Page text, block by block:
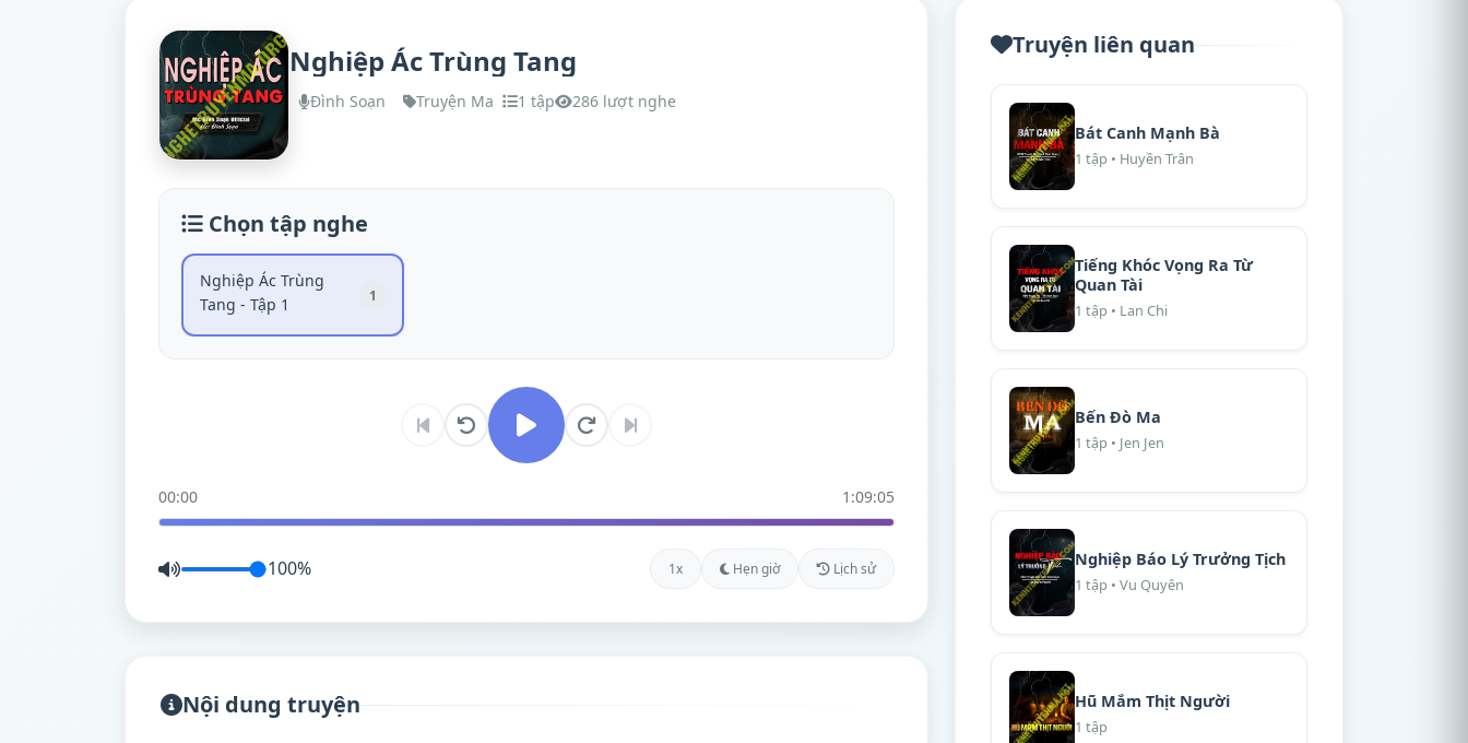
Nghiệp Ác Trùng Tang
Đình Soạn Truyện Ma 1 tập 286 lượt nghe
Chọn tập nghe
Nghiệp Ác Trùng
Tang - Tập 1
1
00:00 1:09:05
100% 1x Hẹn giờ Lịch sử
Nội dung truyện
Truyện liên quan
Bát Canh Mạnh Bà
1 tập • Huyền Trân
Tiếng Khóc Vọng Ra Từ
Quan Tài
1 tập • Lan Chi
Bến Đò Ma
1 tập • Jen Jen
Nghiệp Báo Lý Trưởng Tịch
1 tập • Vu Quyên
Hũ Mắm Thịt Người
1 tập